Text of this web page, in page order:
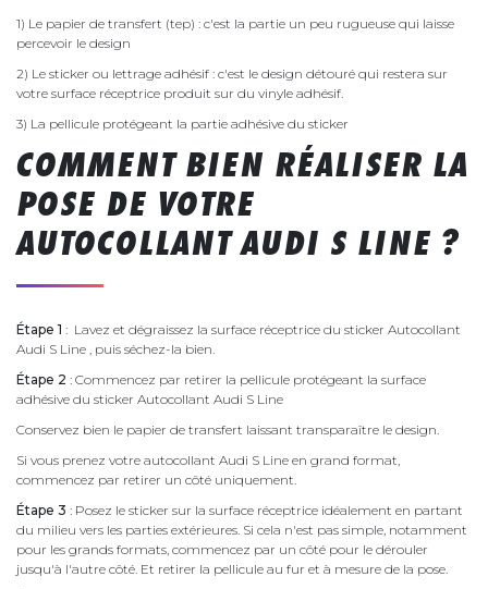
1) Le papier de transfert (tep) : c'est la partie un peu rugueuse qui laisse
percevoir le design
2) Le sticker ou lettrage adhésif : c'est le design détouré qui restera sur
votre surface réceptrice produit sur du vinyle adhésif.
3) La pellicule protégeant la partie adhésive du sticker
COMMENT BIEN RÉALISER LA
POSE DE VOTRE
AUTOCOLLANT AUDI S LINE ?
Étape 1 : Lavez et dégraissez la surface réceptrice du sticker Autocollant
Audi S Line , puis séchez-la bien.
Étape 2 : Commencez par retirer la pellicule protégeant la surface
adhésive du sticker Autocollant Audi S Line
Conservez bien le papier de transfert laissant transparaître le design.
Si vous prenez votre autocollant Audi S Line en grand format,
commencez par retirer un côté uniquement.
Étape 3 : Posez le sticker sur la surface réceptrice idéalement en partant
du milieu vers les parties extérieures. Si cela n'est pas simple, notamment
pour les grands formats, commencez par un côté pour le dérouler
jusqu'à l'autre côté. Et retirer la pellicule au fur et à mesure de la pose.